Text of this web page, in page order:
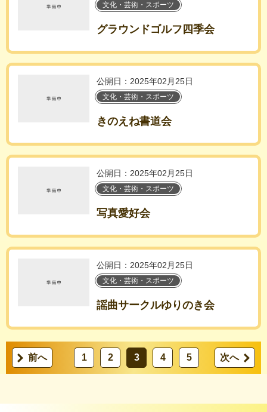
文化・芸術・スポーツ
グラウンドゴルフ四季会
公開日：2025年02月25日
文化・芸術・スポーツ
きのえね書道会
公開日：2025年02月25日
文化・芸術・スポーツ
写真愛好会
公開日：2025年02月25日
文化・芸術・スポーツ
謡曲サークルゆりのき会
前へ 1 2 3 4 5 次へ